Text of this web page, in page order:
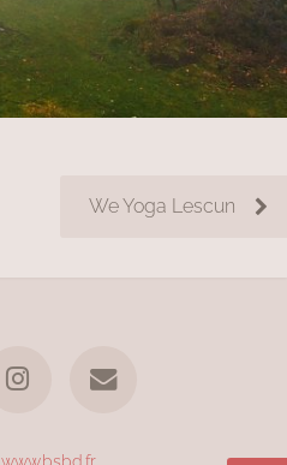
We Yoga Lescun
www.bsbd.fr